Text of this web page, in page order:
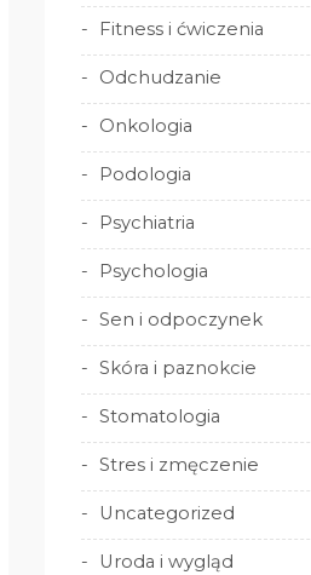
Fitness i ćwiczenia
Odchudzanie
Onkologia
Podologia
Psychiatria
Psychologia
Sen i odpoczynek
Skóra i paznokcie
Stomatologia
Stres i zmęczenie
Uncategorized
Uroda i wygląd